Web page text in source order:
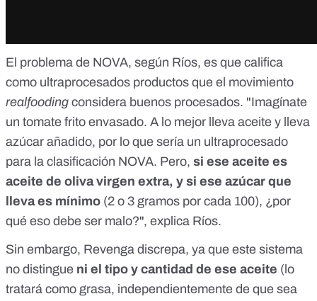
El problema de NOVA, según Ríos, es que califica
como ultraprocesados productos que el movimiento
realfooding considera buenos procesados. "Imagínate
un tomate frito envasado. A lo mejor lleva aceite y lleva
azúcar añadido, por lo que sería un ultraprocesado
para la clasificación NOVA. Pero, si ese aceite es
aceite de oliva virgen extra, y si ese azúcar que
lleva es mínimo (2 o 3 gramos por cada 100), ¿por
qué eso debe ser malo?", explica Ríos.
Sin embargo, Revenga discrepa, ya que este sistema
no distingue ni el tipo y cantidad de ese aceite (lo
tratará como grasa, independientemente de que sea